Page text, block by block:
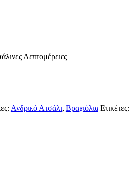
Λεπτομέρειες
Ανδρικό Ατσάλι, Βραχιόλια Ετικέτες: